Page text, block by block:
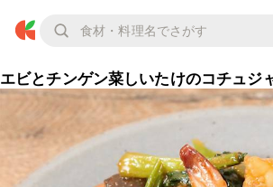
エビとチンゲン菜しいたけのコチュジ